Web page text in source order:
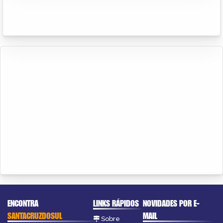
ENCONTRA
SANTACRUZDOSUL
LINKS RÁPIDOS
Sobre
NOVIDADES POR E-
MAIL